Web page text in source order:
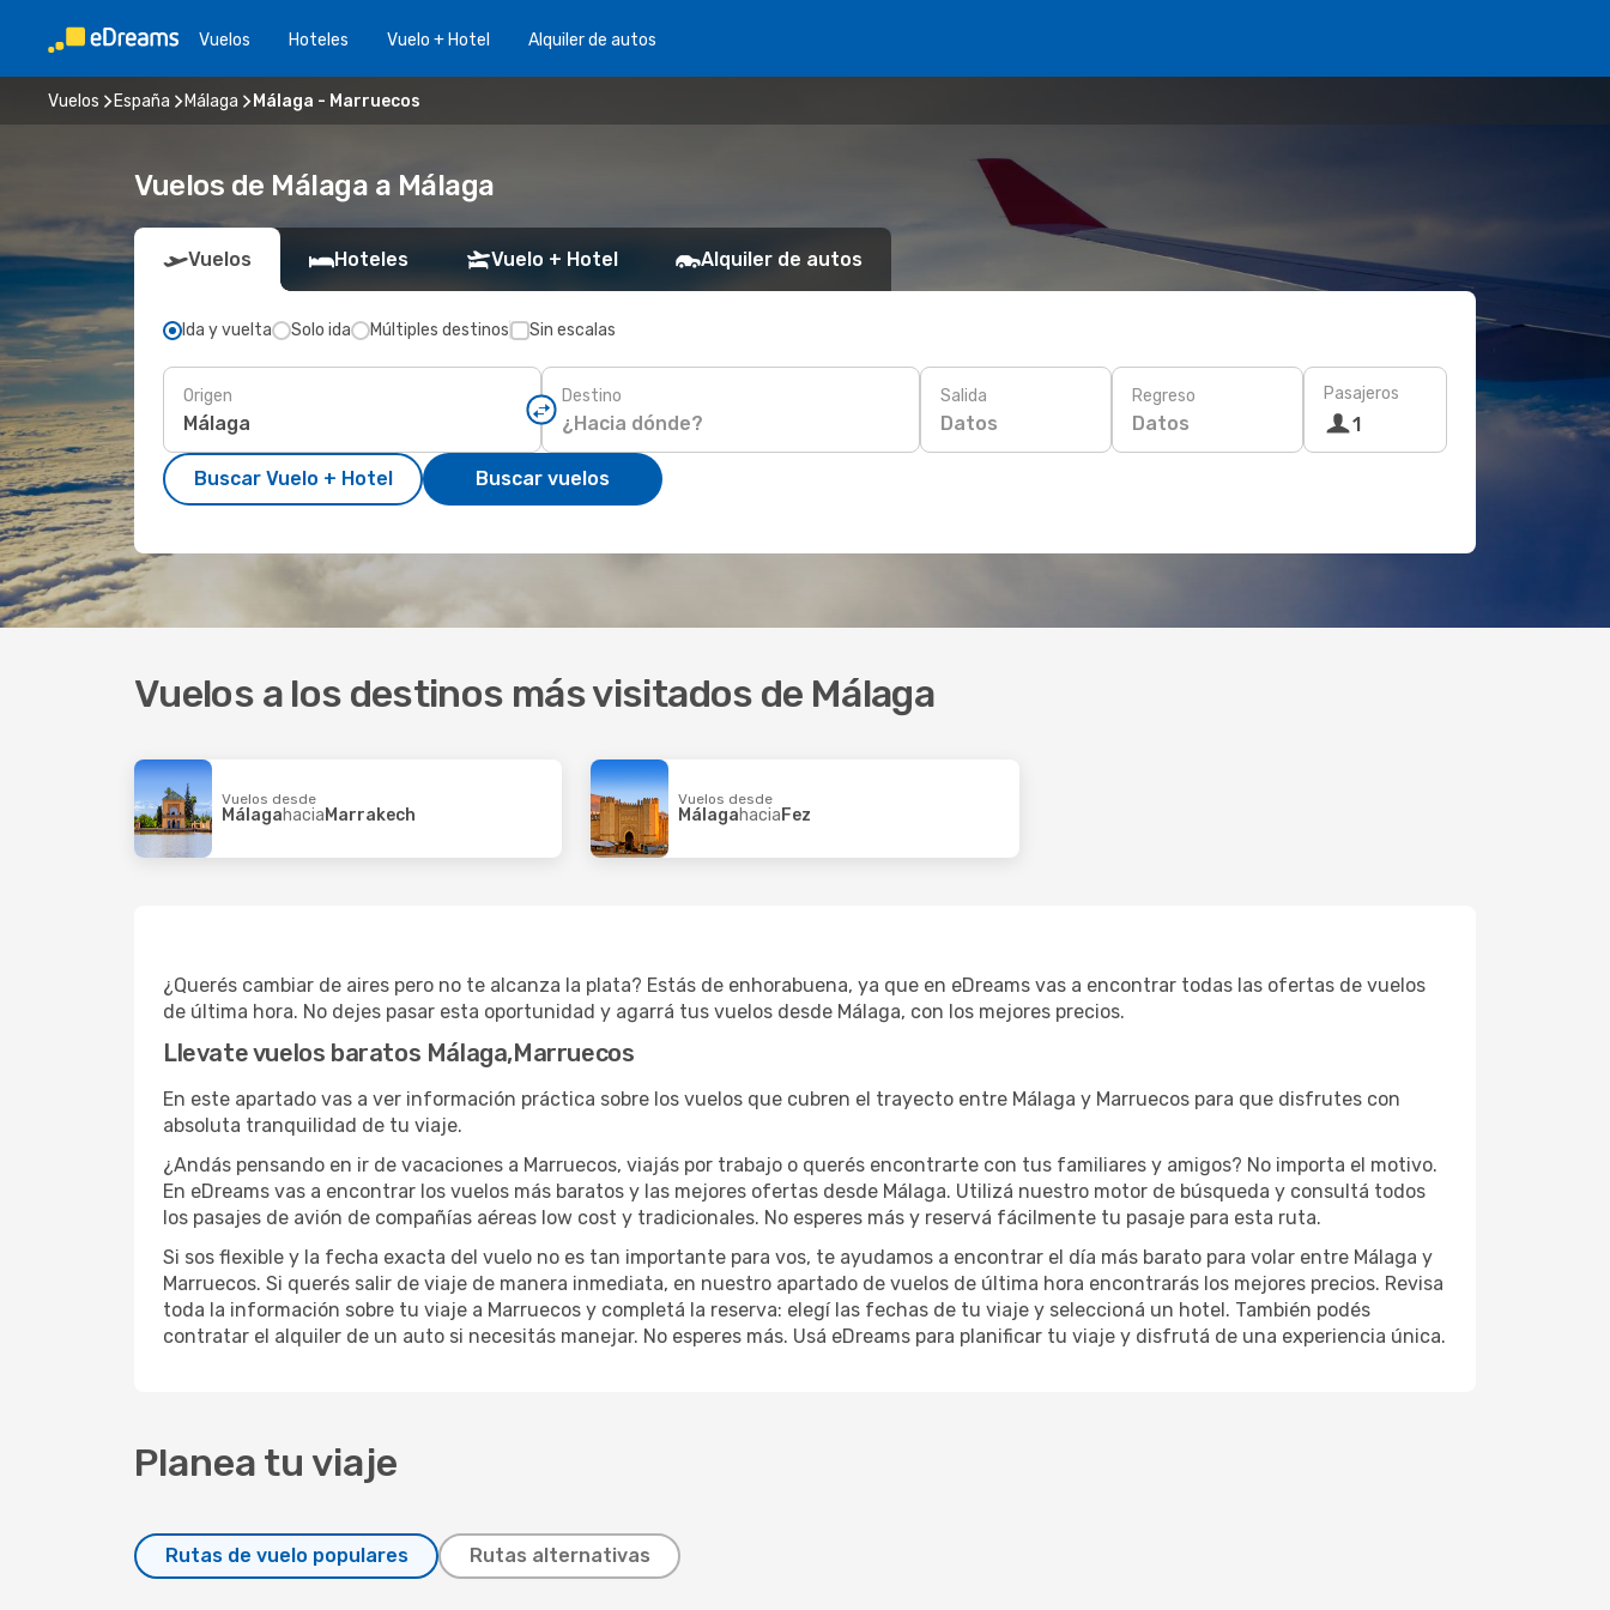
Vuelos Hoteles Vuelo + Hotel Alquiler de autos
Vuelos España Málaga Málaga - Marruecos
Vuelos de Málaga a Málaga
Vuelos Hoteles Vuelo + Hotel Alquiler de autos
Ida y vuelta Solo ida Múltiples destinos Sin escalas
Origen Destino Salida
Datos
Regreso
Datos
Pasajeros
1
Buscar Vuelo + Hotel Buscar vuelos
Vuelos a los destinos más visitados de Málaga
Vuelos desde
MálagahaciaMarrakech
Vuelos desde
MálagahaciaFez
¿Querés cambiar de aires pero no te alcanza la plata? Estás de enhorabuena, ya que en eDreams vas a encontrar todas las ofertas de vuelos
de última hora. No dejes pasar esta oportunidad y agarrá tus vuelos desde Málaga, con los mejores precios.
Llevate vuelos baratos Málaga,Marruecos
En este apartado vas a ver información práctica sobre los vuelos que cubren el trayecto entre Málaga y Marruecos para que disfrutes con
absoluta tranquilidad de tu viaje.
¿Andás pensando en ir de vacaciones a Marruecos, viajás por trabajo o querés encontrarte con tus familiares y amigos? No importa el motivo.
En eDreams vas a encontrar los vuelos más baratos y las mejores ofertas desde Málaga. Utilizá nuestro motor de búsqueda y consultá todos
los pasajes de avión de compañías aéreas low cost y tradicionales. No esperes más y reservá fácilmente tu pasaje para esta ruta.
Si sos flexible y la fecha exacta del vuelo no es tan importante para vos, te ayudamos a encontrar el día más barato para volar entre Málaga y
Marruecos. Si querés salir de viaje de manera inmediata, en nuestro apartado de vuelos de última hora encontrarás los mejores precios. Revisa
toda la información sobre tu viaje a Marruecos y completá la reserva: elegí las fechas de tu viaje y seleccioná un hotel. También podés
contratar el alquiler de un auto si necesitás manejar. No esperes más. Usá eDreams para planificar tu viaje y disfrutá de una experiencia única.
Planea tu viaje
Rutas de vuelo populares Rutas alternativas